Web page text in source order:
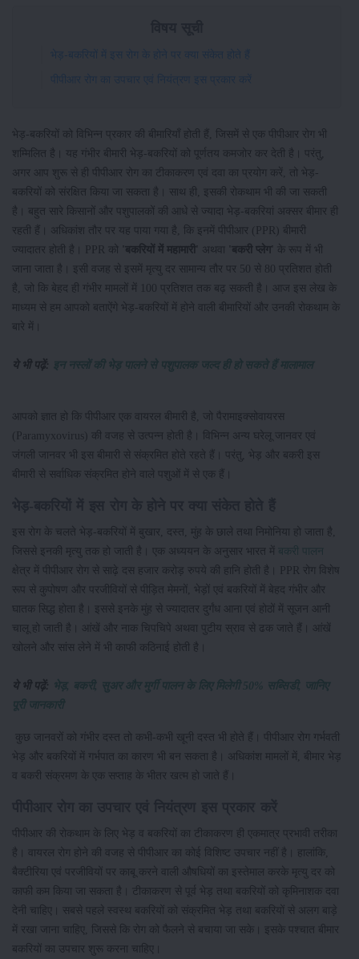
भेड़-बकरियों में इस रोग के होने पर क्या संकेत होते हैं
पीपीआर रोग का उपचार एवं नियंत्रण इस प्रकार करें
भेड़-बकरियों को विभिन्न प्रकार की बीमारियाँ होती हैं, जिसमें से एक पीपीआर रोग भी
शम्मिलित है। यह गंभीर बीमारी भेड़-बकरियों को पूर्णतय कमजोर कर देती है। परंतु,
अगर आप शुरू से ही पीपीआर रोग का टीकाकरण एवं दवा का प्रयोग करें, तो भेड़-
बकरियों को संरक्षित किया जा सकता है। साथ ही, इसकी रोकथाम भी की जा सकती
है। बहुत सारे किसानों और पशुपालकों की आधे से ज्यादा भेड़-बकरियां अक्सर बीमार ही
रहती हैं। अधिकांश तौर पर यह पाया गया है, कि इनमें पीपीआर (PPR) बीमारी
ज्यादातर होती है। PPR को 'बकरियों में महामारी' अथवा 'बकरी प्लेग'
के रूप में भी
जाना जाता है। इसी वजह से इसमें मृत्यु दर सामान्य तौर पर 50 से 80 प्रतिशत होती
है, जो कि बेहद ही गंभीर मामलों में 100 प्रतिशत तक बढ़ सकती है। आज इस लेख के
माध्यम से हम आपको बताऐंगे भेड़-बकरियों में होने वाली बीमारियों और उनकी रोकथाम के
बारे में।
ये भी पढ़ें: इन नस्लों की भेड़ पालने से पशुपालक जल्द ही हो सकते हैं मालामाल
आपको ज्ञात हो कि पीपीआर एक वायरल बीमारी है, जो पैरामाइक्सोवायरस
(Paramyxovirus) की वजह से उत्पन्न होती है। विभिन्न अन्य घरेलू जानवर एवं
जंगली जानवर भी इस बीमारी से संक्रमित होते रहते हैं। परंतु, भेड़ और बकरी इस
बीमारी से सर्वाधिक संक्रमित होने वाले पशुओं में से एक हैं।
इस रोग के चलते भेड़-बकरियों में बुखार, दस्त, मुंह के छाले तथा निमोनिया हो जाता है,
जिससे इनकी मृत्यु तक हो जाती है। एक अध्ययन के अनुसार भारत में
बकरी पालन
क्षेत्र में पीपीआर रोग से साढ़े दस हजार करोड़ रुपये की हानि होती है। PPR रोग विशेष
रूप से कुपोषण और परजीवियों से पीड़ित मेमनों, भेड़ों एवं बकरियों में बेहद गंभीर और
घातक सिद्ध होता है। इससे इनके मुंह से ज्यादातर दुर्गंध आना एवं होठों में सूजन आनी
चालू हो जाती है। आंखें और नाक चिपचिपे अथवा पुटीय स्राव से ढक जाते हैं। आंखें
खोलने और सांस लेने में भी काफी कठिनाई होती है।
ये भी पढ़ें: भेड़, बकरी, सुअर और मुर्गी पालन के लिए मिलेगी 50% सब्सिडी, जानिए
पूरी जानकारी
कुछ जानवरों को गंभीर दस्त तो कभी-कभी खूनी दस्त भी होते हैं। पीपीआर रोग गर्भवती
भेड़ और बकरियों में गर्भपात का कारण भी बन सकता है। अधिकांश मामलों में, बीमार भेड़
व बकरी संक्रमण के एक सप्ताह के भीतर खत्म हो जाते हैं।
पीपीआर की रोकथाम के लिए भेड़ व बकरियों का टीकाकरण ही एकमात्र प्रभावी तरीका
है। वायरल रोग होने की वजह से पीपीआर का कोई विशिष्ट उपचार नहीं है। हालांकि,
बैक्टीरिया एवं परजीवियों पर काबू करने वाली औषधियों का इस्तेमाल करके मृत्यु दर को
काफी कम किया जा सकता है। टीकाकरण से पूर्व भेड़ तथा बकरियों को कृमिनाशक दवा
देनी चाहिए। सबसे पहले स्वस्थ बकरियों को संक्रमित भेड़ तथा बकरियों से अलग बाड़े
में रखा जाना चाहिए, जिससे कि रोग को फैलने से बचाया जा सके। इसके पश्चात बीमार
बकरियों का उपचार शुरू करना चाहिए।